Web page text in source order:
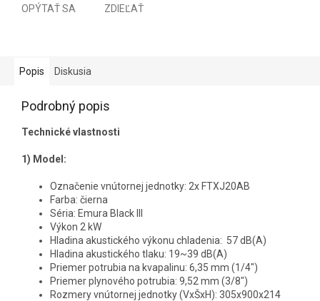
OPÝTAŤ SA ZDIEĽAŤ
Popis Diskusia
Podrobný popis
Technické vlastnosti
1) Model:
Označenie vnútornej jednotky: 2x FTXJ20AB
Farba: čierna
Séria: Emura Black III
Výkon 2 kW
Hladina akustického výkonu chladenia: 57 dB(A)
Hladina akustického tlaku: 19~39 dB(A)
Priemer potrubia na kvapalinu: 6,35 mm (1/4")
Priemer plynového potrubia: 9,52 mm (3/8")
Rozmery vnútornej jednotky (VxŠxH): 305x900x214